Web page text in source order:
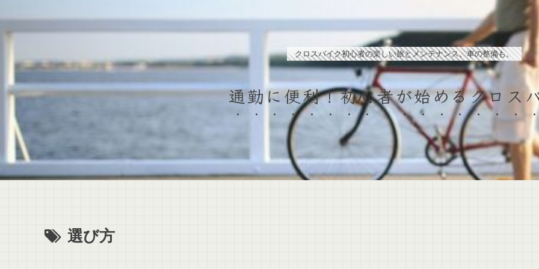
クロスバイク初心者の楽しい旅とメンテナンス。車の整備も。
通勤に便利！初心者が始めるクロス
選び方